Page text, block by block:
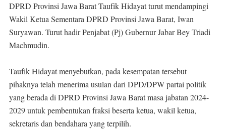
DPRD Provinsi Jawa Barat Taufik Hidayat turut mendampingi
Wakil Ketua Sementara DPRD Provinsi Jawa Barat, Iwan
Suryawan. Turut hadir Penjabat (Pj) Gubernur Jabar Bey Triadi
Machmudin.
Taufik Hidayat menyebutkan, pada kesempatan tersebut
pihaknya telah menerima usulan dari DPD/DPW partai politik
yang berada di DPRD Provinsi Jawa Barat masa jabatan 2024-
2029 untuk pembentukan fraksi beserta ketua, wakil ketua,
sekretaris dan bendahara yang terpilih.